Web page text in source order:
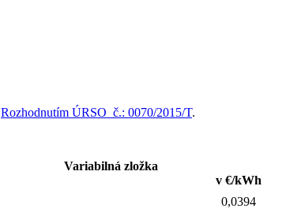
Rozhodnutím ÚRSO č.: 0070/2015/T.
Variabilná zložka
v €/kWh
0,0394